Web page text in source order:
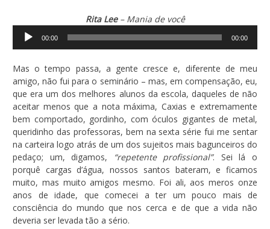
Rita Lee– Mania de você
de
00:00 00:00
Mas o tempo passa, a gente cresce e, diferente de meu
amigo, não fui para o seminário – mas, em compensação, eu,
que era um dos melhores alunos da escola, daqueles de não
aceitar menos que a nota máxima, Caxias e extremamente
bem comportado, gordinho, com óculos gigantes de metal,
queridinho das professoras, bem na sexta série fui me sentar
na carteira logo atrás de um dos sujeitos mais bagunceiros do
pedaço; um, digamos,
“repetente profissional”. Sei lá o
porquê cargas d’água, nossos santos bateram, e ficamos
muito, mas muito amigos mesmo. Foi ali, aos meros onze
anos de idade, que comecei a ter um pouco mais de
consciência do mundo que nos cerca e de que a vida não
deveria ser levada tão a sério.